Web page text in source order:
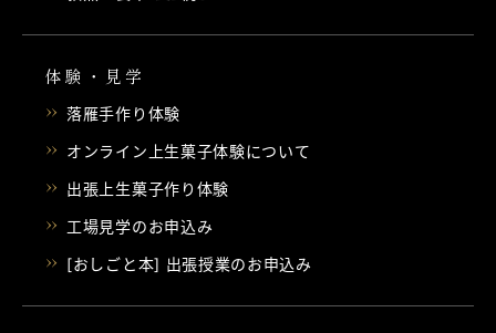
体験・見学
落雁手作り体験
オンライン上生菓子体験について
出張上生菓子作り体験
工場見学のお申込み
[おしごと本] 出張授業のお申込み